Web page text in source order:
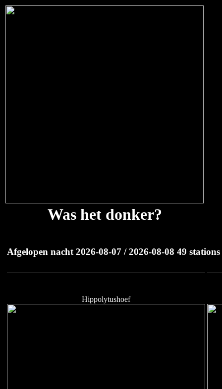
Washet donker?
Afgelopen nacht 2026-08-07 / 2026-08-08 49
Hippolytushoef